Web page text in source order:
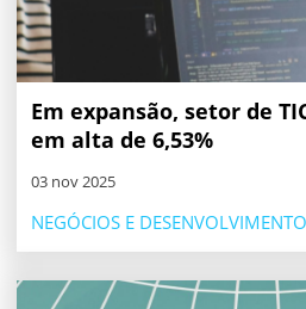
Em expansão, setor de
em alta de 6,53%
03 nov 2025
NEGÓCIOS E DESENVOLVIMENTO